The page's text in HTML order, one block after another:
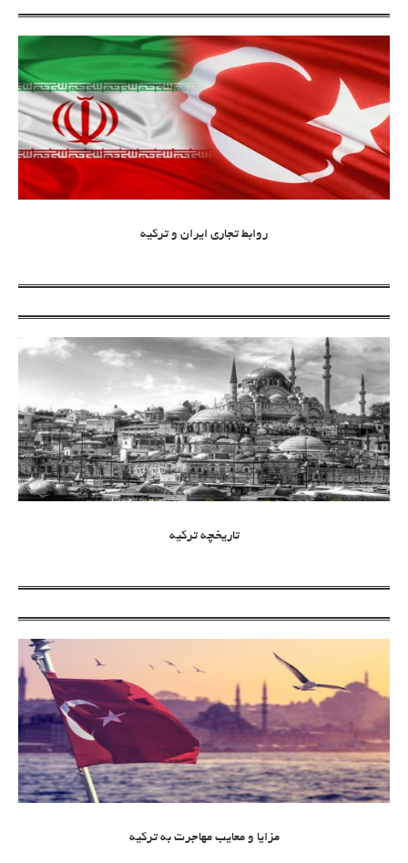
روابط تجاری ایران و ترکیه
تاریخچه ترکیه
مزایا و معایب مهاجرت به ترکیه